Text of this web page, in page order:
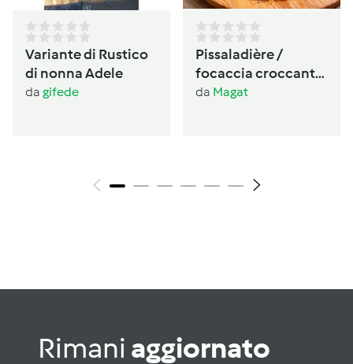
Variante di Rustico
di nonna Adele
da gifede
Pissaladière /
focaccia croccante
provenzale alle
da Magat
Rimani aggiornato